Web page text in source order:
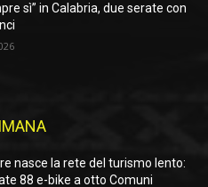
sì” in Calabria, due serate con
nasce la rete del turismo lento:
88 e-bike a otto Comuni